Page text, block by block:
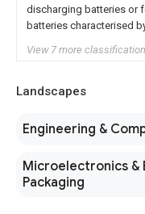
discharging batteries or
batteries characterised
View 7 more
Landscapes
Engineering &
Microelectronics &
Packaging